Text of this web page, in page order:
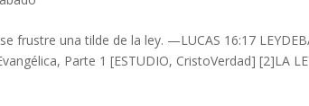
frustre una tilde de la ley. —LUCAS 16:17
Parte 1 [ESTUDIO, CristoVerdad] [2]LA